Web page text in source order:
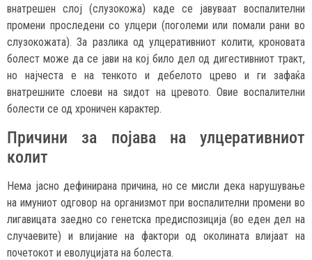
внатрешен слој (слузокожа) каде се јавуваат воспалителни
промени проследени со улцери (поголеми или помали рани во
слузокожата). За разлика од улцеративниот колити, кроновата
болест може да се јави на кој било дел од дигестивниот тракт,
но најчеста е на тенкото и дебелото црево и ги зафаќа
внатрешните слоеви на ѕидот на цревото. Овие воспалителни
болести се од хроничен карактер.
Причини за појава на улцеративниот
колит
Нема јасно дефинирана причина, но се мисли дека нарушување
на имуниот одговор на организмот при воспалителни промени во
лигавицата заедно со генетска предиспозиција (во еден дел на
случаевите) и влијание на фактори од околината влијаат на
почетокот и еволуцијата на болеста.